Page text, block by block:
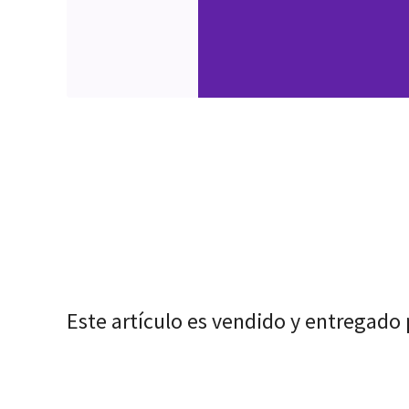
Este artículo es vendido y entregado